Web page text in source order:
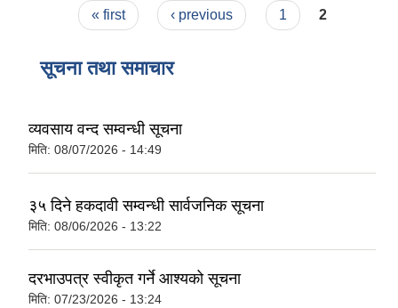
Pages« first ‹ previous 1 2
सूचना तथा समाचार
व्यवसाय वन्द सम्वन्धी सूचना
मिति: 08/07/2026 - 14:49
३५ दिने हकदावी सम्वन्धी सार्वजनिक सूचना
मिति: 08/06/2026 - 13:22
दरभाउपत्र स्वीकृत गर्ने आश्यको सूचना
मिति: 07/23/2026 - 13:24